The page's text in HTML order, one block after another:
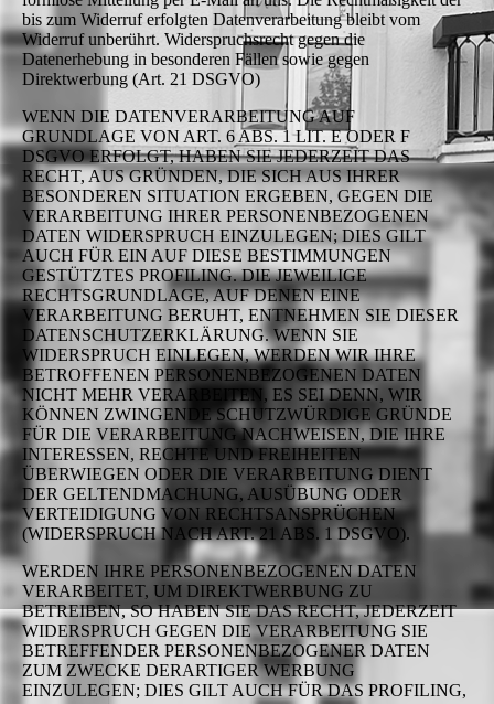
bis zum Widerruf erfolgten Datenverarbeitung bleibt vom
Widerruf unberührt. Widerspruchsrecht gegen die
Datenerhebung in besonderen Fällen sowie gegen
Direktwerbung (Art. 21 DSGVO)
WENN DIE DATENVERARBEITUNG AUF
GRUNDLAGE VON ART. 6 ABS. 1 LIT. E ODER F
DSGVO ERFOLGT, HABEN SIE JEDERZEIT DAS
RECHT, AUS GRÜNDEN, DIE SICH AUS IHRER
BESONDEREN SITUATION ERGEBEN, GEGEN DIE
VERARBEITUNG IHRER PERSONENBEZOGENEN
DATEN WIDERSPRUCH EINZULEGEN; DIES GILT
AUCH FÜR EIN AUF DIESE BESTIMMUNGEN
GESTÜTZTES PROFILING. DIE JEWEILIGE
RECHTSGRUNDLAGE, AUF DENEN EINE
VERARBEITUNG BERUHT, ENTNEHMEN SIE DIESER
DATENSCHUTZERKLÄRUNG. WENN SIE
WIDERSPRUCH EINLEGEN, WERDEN WIR IHRE
BETROFFENEN PERSONENBEZOGENEN DATEN
NICHT MEHR VERARBEITEN, ES SEI DENN, WIR
KÖNNEN ZWINGENDE SCHUTZWÜRDIGE GRÜNDE
FÜR DIE VERARBEITUNG NACHWEISEN, DIE IHRE
INTERESSEN, RECHTE UND FREIHEITEN
ÜBERWIEGEN ODER DIE VERARBEITUNG DIENT
DER GELTENDMACHUNG, AUSÜBUNG ODER
VERTEIDIGUNG VON RECHTSANSPRÜCHEN
(WIDERSPRUCH NACH ART. 21 ABS. 1 DSGVO).
WERDEN IHRE PERSONENBEZOGENEN DATEN
VERARBEITET, UM DIREKTWERBUNG ZU
BETREIBEN, SO HABEN SIE DAS RECHT, JEDERZEIT
WIDERSPRUCH GEGEN DIE VERARBEITUNG SIE
BETREFFENDER PERSONENBEZOGENER DATEN
ZUM ZWECKE DERARTIGER WERBUNG
EINZULEGEN; DIES GILT AUCH FÜR DAS PROFILING,